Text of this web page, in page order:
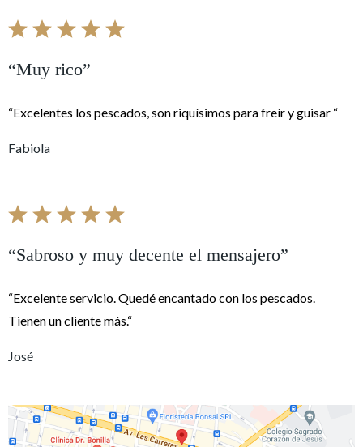
“Muy rico”
“Excelentes los pescados, son riquísimos para freír y guisar “
Fabiola
“Sabroso y muy decente el mensajero”
“Excelente servicio. Quedé encantado con los pescados.
Tienen un cliente más.“
José